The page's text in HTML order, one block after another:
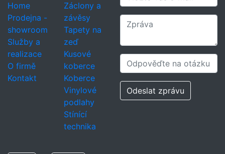
Home
Prodejna -
showroom
Služby a
realizace
O firmě
Kontakt
Záclony a
závěsy
Tapety na
zeď
Kusové
koberce
Koberce
Vinylové
podlahy
Stínící
technika
Odeslat zprávu